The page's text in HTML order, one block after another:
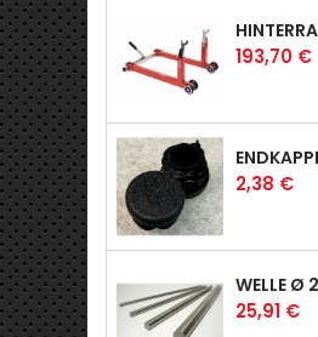
Preis
193,70 €
Preis
2,38 €
Preis
25,91 €